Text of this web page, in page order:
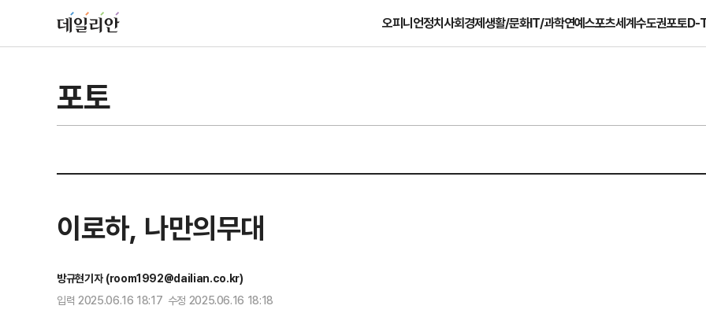
오피니언정치사회경제생활/문화IT/과학연예스포츠세계수도권포토D-
포토
이로하, 나만의무대
방규현기자 (room1992@dailian.co.kr)
입력 2025.06.16 18:17 수정 2025.06.16 18:18